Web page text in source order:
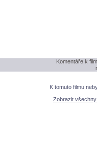
Komentáře k
K tomuto filmu
Zobrazit